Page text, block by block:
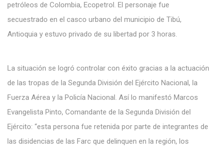
petróleos de Colombia, Ecopetrol. El personaje fue
secuestrado en el casco urbano del municipio de Tibú,
Antioquia y estuvo privado de su libertad por 3 horas.
La situación se logró controlar con éxito gracias a la actuación
de las tropas de la Segunda División del Ejército Nacional, la
Fuerza Aérea y la Policía Nacional. Así lo manifestó Marcos
Evangelista Pinto, Comandante de la Segunda División del
Ejército: “esta persona fue retenida por parte de integrantes de
las disidencias de las Farc que delinquen en la región, los